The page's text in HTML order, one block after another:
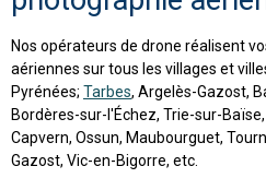
Nos opérateurs de drone réalisent
aériennes sur tous les villages et
Pyrénées; Tarbes, Argelès-Gazost,
Bordères-sur-l'Échez, Trie-sur-
Capvern, Ossun, Maubourguet,
Gazost, Vic-en-Bigorre, etc.